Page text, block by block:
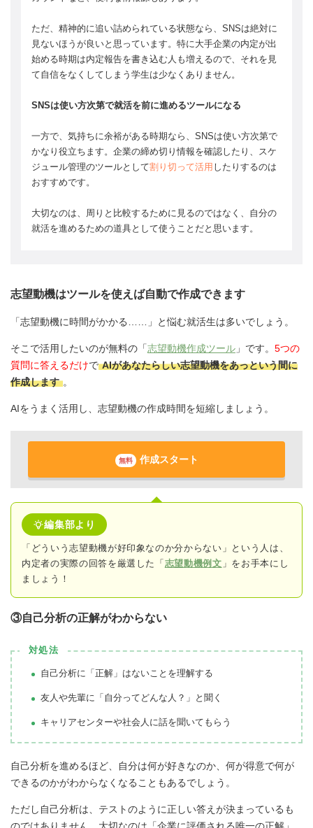
ただ、精神的に追い詰められている状態なら、SNSは絶対に
見ないほうが良いと思っています。特に大手企業の内定が出
始める時期は内定報告を書き込む人も増えるので、それを見
て自信をなくしてしまう学生は少なくありません。
SNSは使い方次第で就活を前に進めるツールになる
一方で、気持ちに余裕がある時期なら、SNSは使い方次第で
かなり役立ちます。企業の締め切り情報を確認したり、スケ
ジュール管理のツールとして割り切って活用 したりするのは
おすすめです。
大切なのは、周りと比較するために見るのではなく、自分の
就活を進めるための道具として使うことだと思います。
志望動機はツールを使えば自動で作成できます
「志望動機に時間がかかる……」と悩む就活生は多いでしょう。
そこで活用したいのが無料の「志望動機作成ツール 」です。 5つの
質問に答えるだけで AIがあなたらしい志望動機をあっという間に
作成します 。
AIをうまく活用し、志望動機の作成時間を短縮しましょう。
無料 作成スタート
編集部より
「どういう志望動機が好印象なのか分からない」という人は、
内定者の実際の回答を厳選した「 志望動機例文 」をお手本にし
ましょう！
③自己分析の正解がわからない
対処法
自己分析に「正解」はないことを理解する
友人や先輩に「自分ってどんな人？」と聞く
キャリアセンターや社会人に話を聞いてもらう
自己分析を進めるほど、自分は何が好きなのか、何が得意で何が
できるのかがわからなくなることもあるでしょう。
ただし自己分析は、テストのように正しい答えが決まっているも